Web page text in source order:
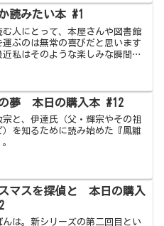
な本もあるんだね』的な軽い感じ
ていきたいと思います...
読みたい本 #1
む人にとって、本屋さんや図書館
運ぶのは無常の喜びだと思います
近私はそのような楽しみな瞬間、
=...
夢 本日の購入本 #12
宗と、伊達氏（父・輝宗やその祖
）を知るために読み始めた『鳳雛
マスを探偵と 本日の購入
んは。新シリーズの第二回目とい